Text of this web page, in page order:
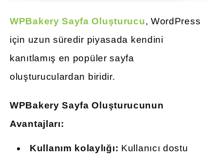
WPBakery Sayfa Oluşturucu, WordPress
için uzun süredir piyasada kendini
kanıtlamış en popüler sayfa
oluşturuculardan biridir.
WPBakery Sayfa Oluşturucunun
Avantajları:
Kullanım kolaylığı: Kullanıcı dostu